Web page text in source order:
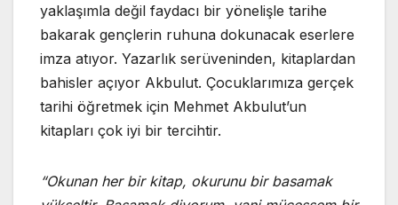
yaklaşımla değil faydacı bir yönelişle tarihe
bakarak gençlerin ruhuna dokunacak eserlere
imza atıyor. Yazarlık serüveninden, kitaplardan
bahisler açıyor Akbulut. Çocuklarımıza gerçek
tarihi öğretmek için Mehmet Akbulut’un
kitapları çok iyi bir tercihtir.
“Okunan her bir kitap, okurunu bir basamak